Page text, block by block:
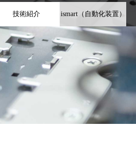
技術紹介 ismart（自動化装置）